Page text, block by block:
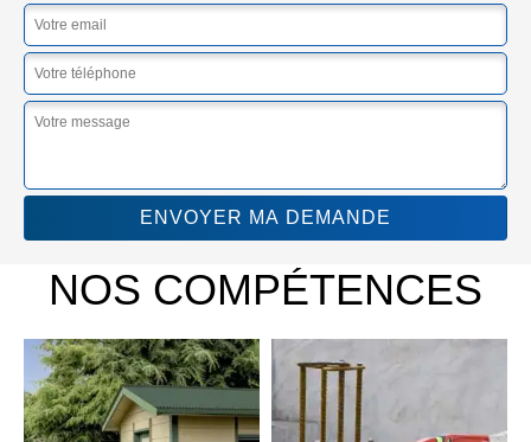
NOS COMPÉTENCES